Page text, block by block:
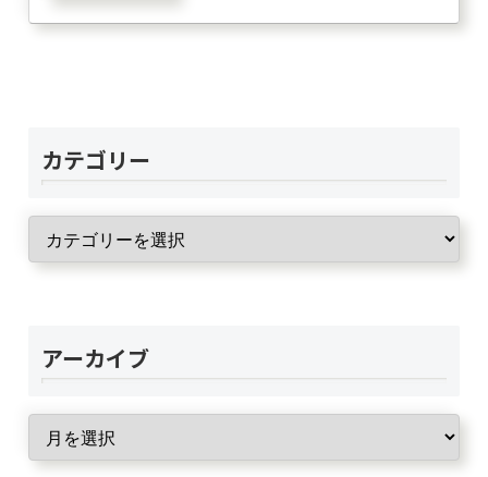
カテゴリー
アーカイブ